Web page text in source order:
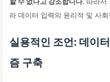
라 데이터 입력의 윤리적 및 사
실용적인 조언: 데이
즘 구축